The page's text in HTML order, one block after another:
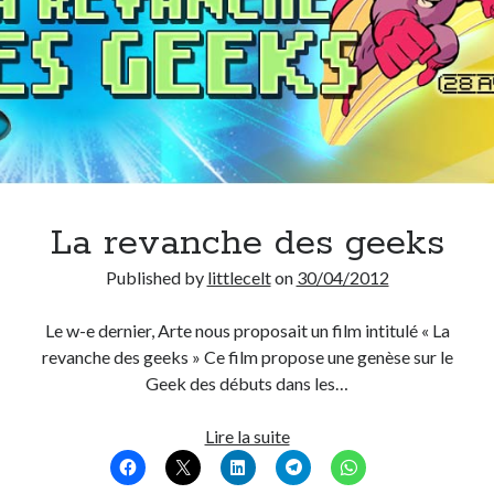
La revanche des geeks
Published by littlecelton 30/04/2012
Le w-e dernier, Arte nous proposait un film intitulé « La
revanche des geeks » Ce film propose une genèse sur le
Geek des débuts dans les…
Lire la suiteLa
revanche
des